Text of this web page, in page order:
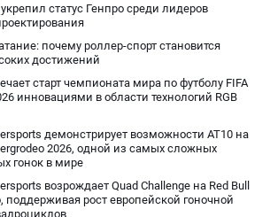
статус Генпро среди лидеров
почему роллер-спорт становится
достижений
старт чемпионата мира по футболу FIFA
инновациями в области технологий RGB
демонстрирует возможности AT10 на
2026, одной из самых сложных
гонок в мире
возрождает Quad Challenge на Red Bull
поддерживая рост европейской гоночной